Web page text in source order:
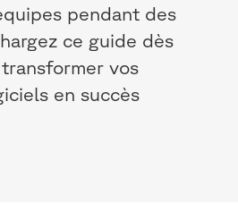
pendant des
ce guide dès
vos
en succès